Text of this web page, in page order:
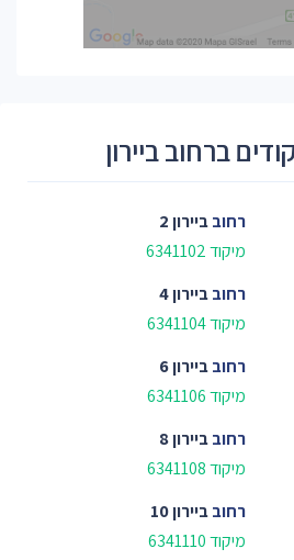
ברחוב ביירון
רחובביירון 2
מיקוד 6341102
רחובביירון 4
מיקוד 6341104
רחובביירון 6
מיקוד 6341106
רחובביירון 8
מיקוד 6341108
רחובביירון 10
מיקוד 6341110